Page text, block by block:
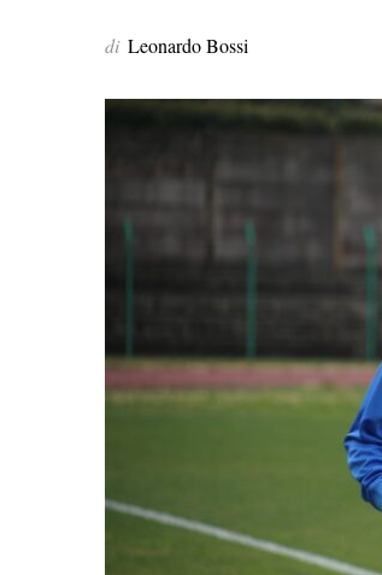
di Leonardo Bossi